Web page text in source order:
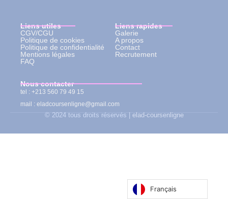
Liens utiles
CGV/CGU
Politique de cookies
Politique de confidentialité
Mentions légales
FAQ
Liens rapides
Galerie
A propos
Contact
Recrutement
Nous contacter
tel : +213 560 79 49 15
mail : eladcoursenligne@gmail.com
© 2024 tous droits réservés | elad-coursenligne
Français